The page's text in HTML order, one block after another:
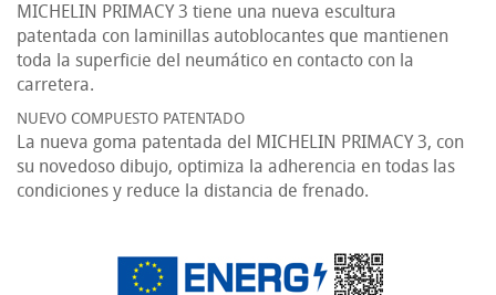
MICHELIN PRIMACY 3 tiene una nueva escultura
patentada con laminillas autoblocantes que mantienen
toda la superficie del neumático en contacto con la
carretera.
NUEVO COMPUESTO PATENTADO
La nueva goma patentada del MICHELIN PRIMACY 3, con
su novedoso dibujo, optimiza la adherencia en todas las
condiciones y reduce la distancia de frenado.